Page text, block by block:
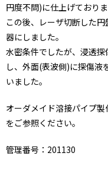
円度不問)に仕上げておりま
この後、レーザ切断した
器にしました。
水密条件でしたが、浸透
し、外面(表波側)に探傷液
いました。
オーダメイド溶接パイプ
をご参照ください。
管理番号：201130